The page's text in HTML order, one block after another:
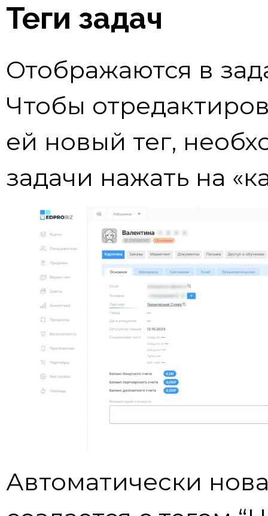
Теги задач
Отображаются в
Чтобы
ей новый тег,
задачи нажать на
Автоматически